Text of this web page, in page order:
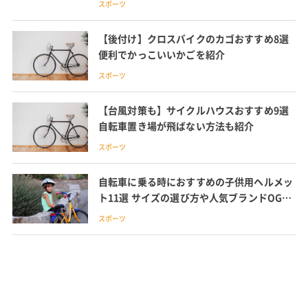
スポーツ
【後付け】クロスバイクのカゴおすすめ8選
便利でかっこいいかごを紹介
スポーツ
【台風対策も】サイクルハウスおすすめ9選
自転車置き場が飛ばない方法も紹介
スポーツ
自転車に乗る時におすすめの子供用ヘルメッ
ト11選 サイズの選び方や人気ブランドOGK
のおしゃれヘルメットも紹介
スポーツ